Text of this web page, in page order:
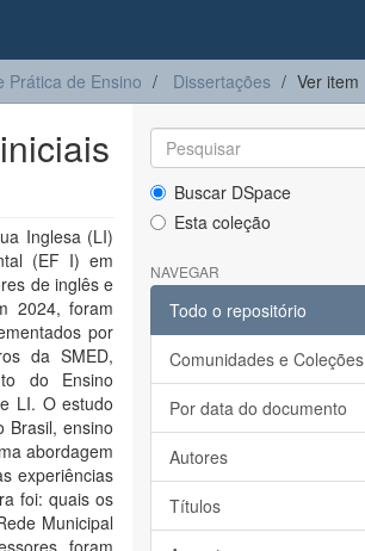
Prática de Ensino Dissertações Ver item
Inglesa (LI)
(EF I) em
de inglês e
2024, foram
por
da SMED,
do Ensino
LI. O estudo
Brasil, ensino
abordagem
experiências
foi: quais os
Municipal
foram
Buscar DSpace
Esta coleção
NAVEGAR
Todo o repositório
Comunidades e Coleções
Por data do documento
Autores
Títulos